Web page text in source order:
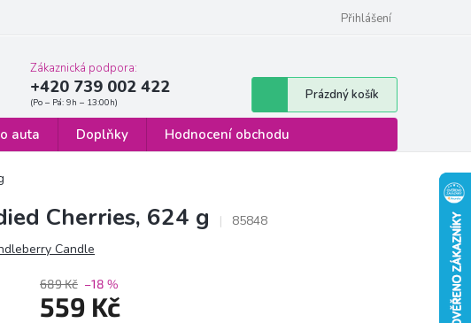
Formulář pro odstoupení od smlouvy
Přihlášení
Zákaznická podpora:
+420 739 002 422
Nákupní
košík
Prázdný košík
auta Doplňky Hodnocení obchodu
Cherries, 624 g 85848
Candle
689 Kč –18 %
559 Kč